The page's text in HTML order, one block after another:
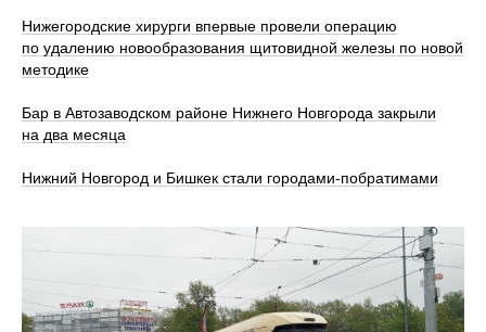
Нижегородские хирурги впервые провели операцию
по удалению новообразования щитовидной железы по новой
методике
Бар в Автозаводском районе Нижнего Новгорода закрыли
на два месяца
Нижний Новгород и Бишкек стали городами-побратимами